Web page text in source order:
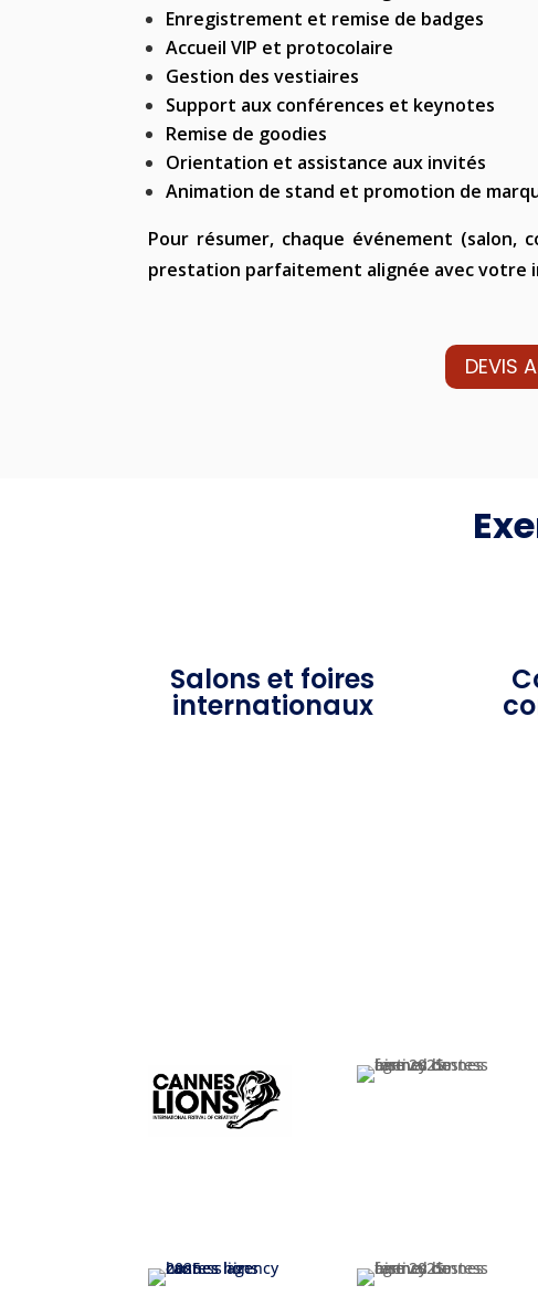
Enregistrement et remise de badges
Accueil VIP et protocolaire
Gestion des vestiaires
Support aux conférences et keynotes
Remise de goodies
Orientation et assistance aux invités
Animation de stand et promotion de
Pour résumer, chaque événement (salon,
prestation parfaitement alignée avec votre
DEVIS
Salons et foires
internationaux